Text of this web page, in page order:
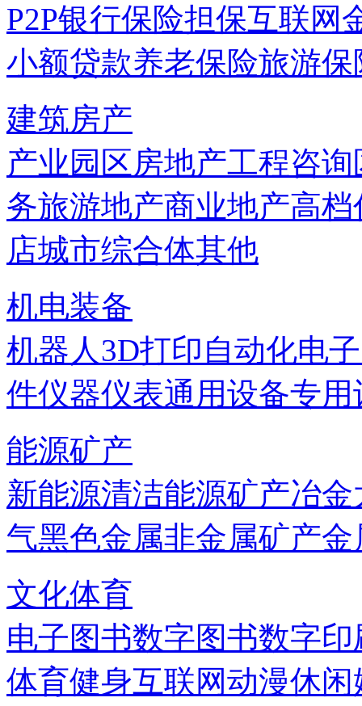
P2P银行保险担保互联网
小额贷款养老保险旅游保
建筑房产
产业园区房地产工程咨询
务旅游地产商业地产高档
店城市综合体其他
机电装备
机器人3D打印自动化电
件仪器仪表通用设备专用
能源矿产
新能源清洁能源矿产冶金
气黑色金属非金属矿产金
文化体育
电子图书数字图书数字印
体育健身互联网动漫休闲